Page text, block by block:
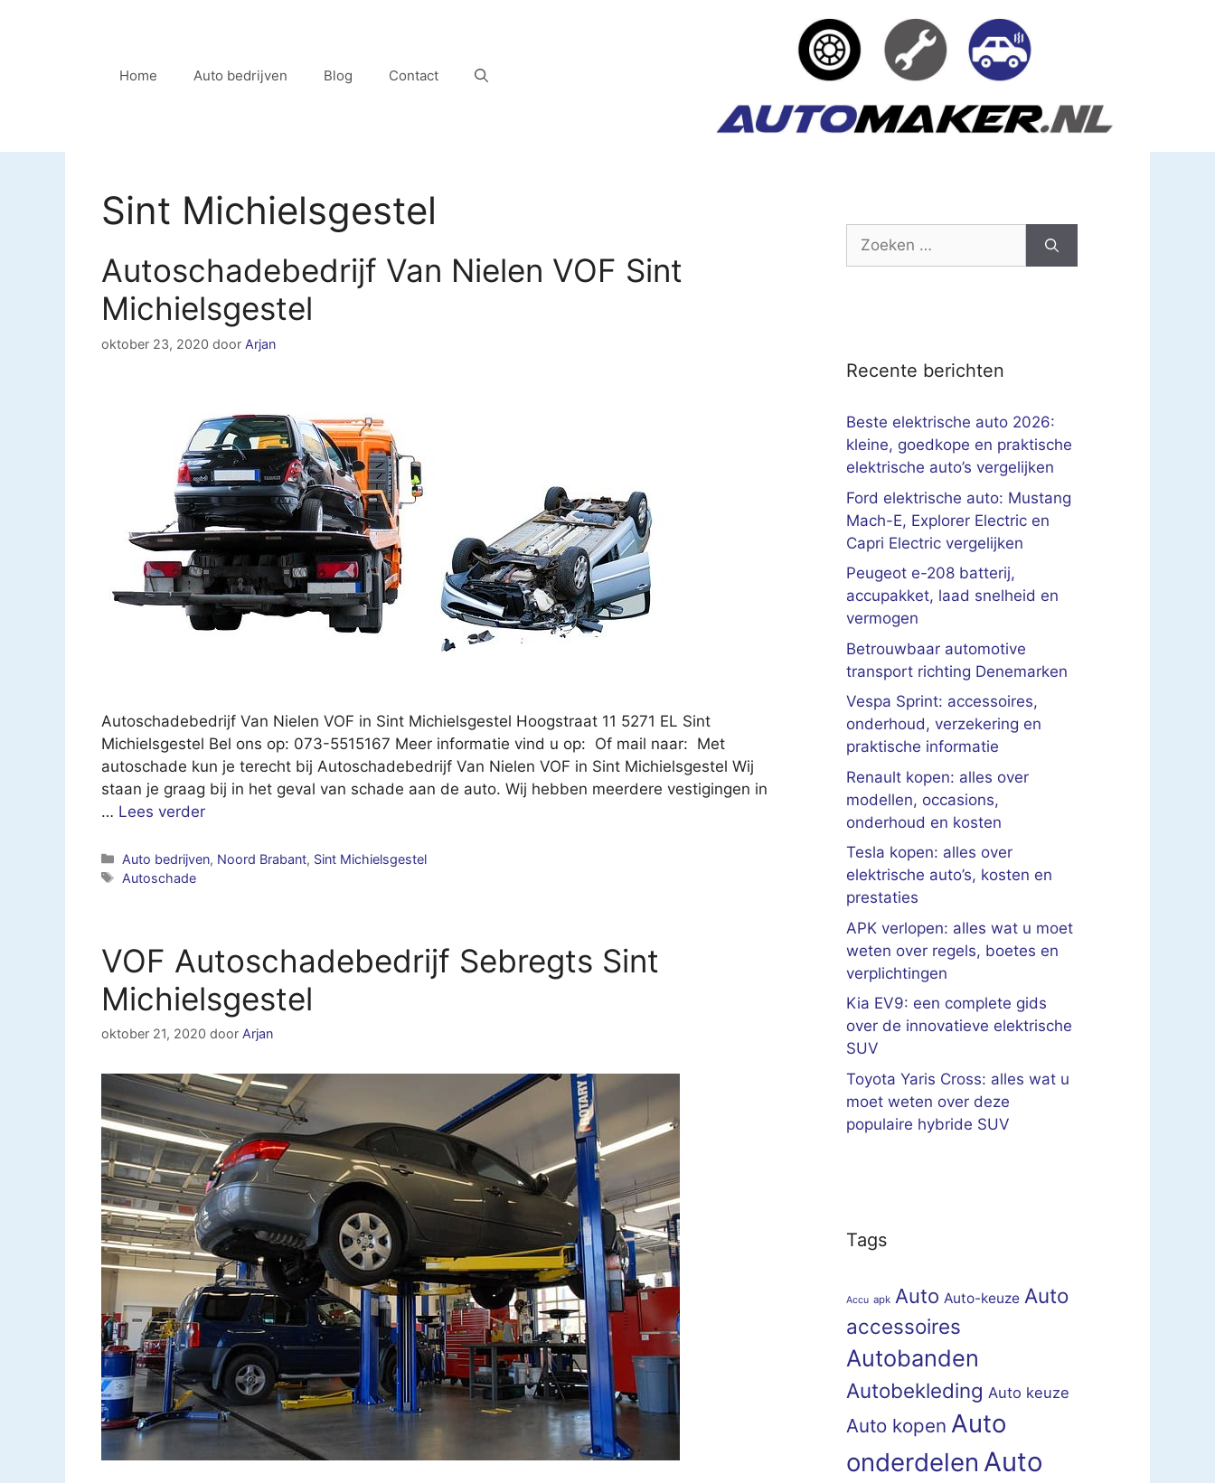
Home Auto bedrijven Blog Contact
Sint Michielsgestel
Autoschadebedrijf Van Nielen VOF Sint
Michielsgestel
oktober 23, 2020 door Arjan
Autoschadebedrijf Van Nielen VOF in Sint Michielsgestel Hoogstraat 11 5271 EL Sint
Michielsgestel Bel ons op: 073-5515167 Meer informatie vind u op: Of mail naar: Met
autoschade kun je terecht bij Autoschadebedrijf Van Nielen VOF in Sint Michielsgestel Wij
staan je graag bij in het geval van schade aan de auto. Wij hebben meerdere vestigingen in
… Lees verder
Categorieën
Auto bedrijven, Noord Brabant, Sint Michielsgestel
Tags
Autoschade
VOF Autoschadebedrijf Sebregts Sint
Michielsgestel
oktober 21, 2020 door Arjan
Zoek
Recente berichten
Beste elektrische auto 2026:
kleine, goedkope en praktische
elektrische auto’s vergelijken
Ford elektrische auto: Mustang
Mach-E, Explorer Electric en
Capri Electric vergelijken
Peugeot e-208 batterij,
accupakket, laad snelheid en
vermogen
Betrouwbaar automotive
transport richting Denemarken
Vespa Sprint: accessoires,
onderhoud, verzekering en
praktische informatie
Renault kopen: alles over
modellen, occasions,
onderhoud en kosten
Tesla kopen: alles over
elektrische auto’s, kosten en
prestaties
APK verlopen: alles wat u moet
weten over regels, boetes en
verplichtingen
Kia EV9: een complete gids
over de innovatieve elektrische
SUV
Toyota Yaris Cross: alles wat u
moet weten over deze
populaire hybride SUV
Tags
Accu apk Auto Auto-keuze Auto
accessoires
Autobanden
Autobekleding Auto keuze
Auto kopen Auto
onderdelen Auto